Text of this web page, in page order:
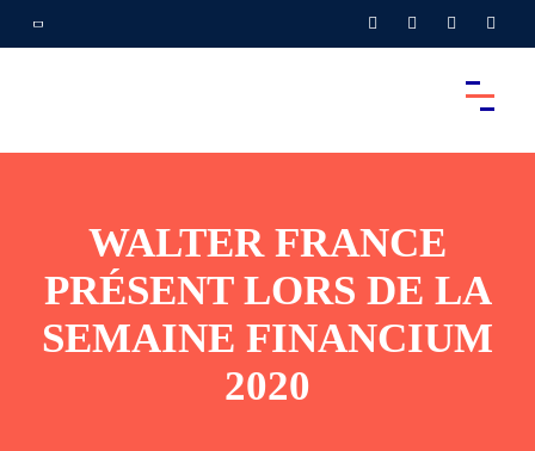
WALTER FRANCE
PRÉSENT LORS DE LA
SEMAINE FINANCIUM
2020